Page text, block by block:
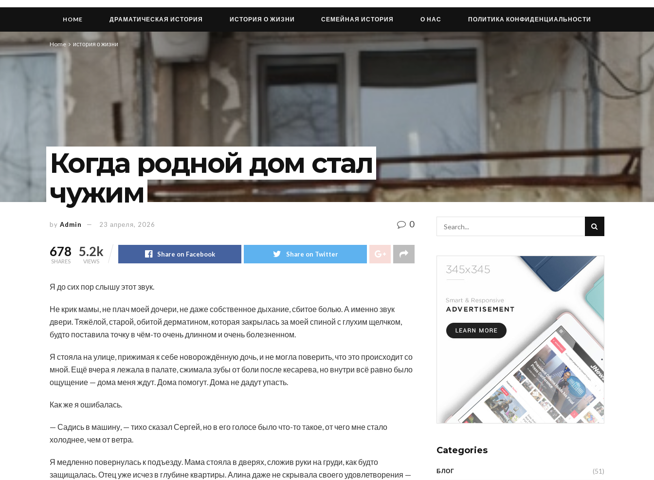
HOME ДРАМАТИЧЕСКАЯ ИСТОРИЯ ИСТОРИЯ О ЖИЗНИ СЕМЕЙНАЯ ИСТОРИЯ О НАС ПОЛИТИКА КОНФИДЕНЦИАЛЬНОСТИ
Home история о жизни
Когда родной дом стал
чужим
by Admin 23 апреля, 2026 0
678
SHARES
5.2k
VIEWS
Share on Facebook Share on Twitter
Я до сих пор слышу этот звук.
Не крик мамы, не плач моей дочери, не даже собственное дыхание, сбитое болью. А именно звук
двери. Тяжёлой, старой, обитой дерматином, которая закрылась за моей спиной с глухим щелчком,
будто поставила точку в чём-то очень длинном и очень болезненном.
Я стояла на улице, прижимая к себе новорождённую дочь, и не могла поверить, что это происходит со
мной. Ещё вчера я лежала в палате, сжимала зубы от боли после кесарева, но внутри всё равно было
ощущение — дома меня ждут. Дома помогут. Дома не дадут упасть.
Как же я ошибалась.
— Садись в машину, — тихо сказал Сергей, но в его голосе было что-то такое, от чего мне стало
холоднее, чем от ветра.
Я медленно повернулась к подъезду. Мама стояла в дверях, сложив руки на груди, как будто
защищалась. Отец уже исчез в глубине квартиры. Алина даже не скрывала своего удовлетворения —
Categories
БЛОГ (51)